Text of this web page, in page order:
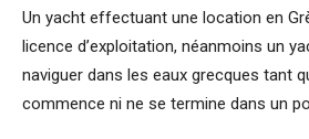
Un yacht effectuant une location en
licence d’exploitation, néanmoins un
naviguer dans les eaux grecques tant
commence ni ne se termine dans un